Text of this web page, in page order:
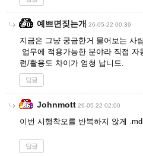
예쁘면짖는개 26-05-22 00:39
지금은 그냥 궁금한거 물어보는 사
업무에 적용가능한 분야라 직접
련/활용도 차이가 엄청 납니드.
답글
Johnmott 26-05-22 02:00
이번 시행착오를 반복하지 않게 .md
답글